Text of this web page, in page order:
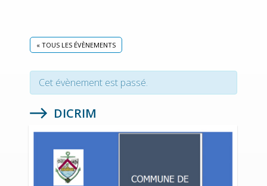
« TOUS LES ÉVÈNEMENTS
Cet évènement est passé.
DICRIM